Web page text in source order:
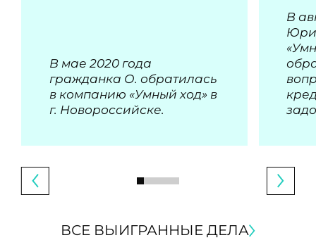
В мае 2020 года
гражданка О. обратилась
в компанию «Умный ход» в
г. Новороссийске.
В
ВСЕ ВЫИГРАННЫЕ ДЕЛА